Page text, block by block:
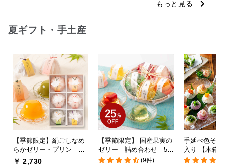
もっと見る
夏ギフト・手土産
【季節限定】絹ごしなめ
らかゼリー・プリン ギ
フト 6個入り【化粧箱包
￥ 2,730
【季節限定】 国産果実の
ゼリー 詰め合わせ 5個
入り
(9件)
手延べ色そ
入り 【木箱
対応】